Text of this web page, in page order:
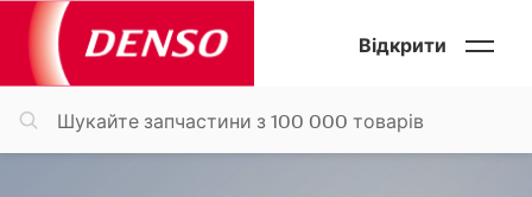
Відкрити